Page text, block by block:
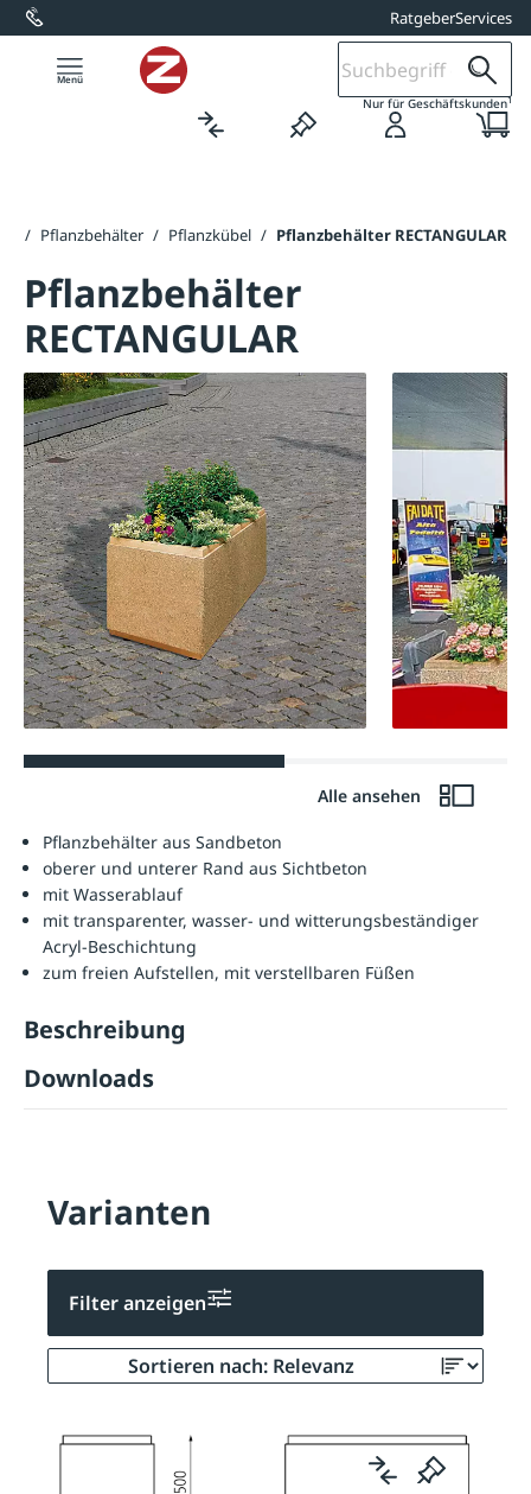
springen RatgeberServices
Nur für Geschäftskunden1
/ Pflanzbehälter / Pflanzkübel / Pflanzbehälter RECTANGULAR
Pflanzbehälter
RECTANGULAR
Alle ansehen
Pflanzbehälter aus Sandbeton
oberer und unterer Rand aus Sichtbeton
mit Wasserablauf
mit transparenter, wasser- und witterungsbeständiger
Acryl-Beschichtung
zum freien Aufstellen, mit verstellbaren Füßen
Beschreibung
Downloads
Varianten
Filter anzeigen